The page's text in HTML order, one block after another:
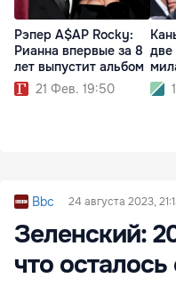
Рэпер A$AP Rocky:
Рианна впервые за 8
лет выпустит альбом
21 Фев. 19:50
две
Bbc 24 августа 2023,
Зеленский:
что